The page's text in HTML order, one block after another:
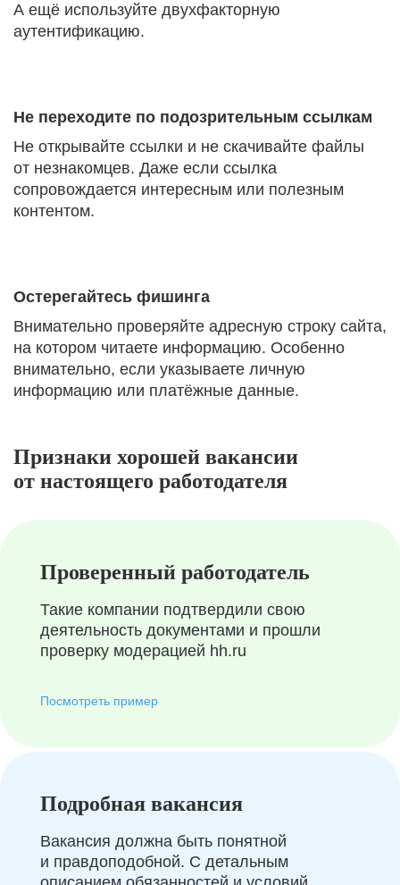
А ещё используйте двухфакторную
аутентификацию.
Не переходите по подозрительным ссылкам
Не открывайте ссылки и не скачивайте файлы
от незнакомцев. Даже если ссылка
сопровождается интересным или полезным
контентом.
Остерегайтесь фишинга
Внимательно проверяйте адресную строку сайта,
на котором читаете информацию. Особенно
внимательно, если указываете личную
информацию или платёжные данные.
Признаки хорошей вакансии
от настоящего работодателя
Проверенный работодатель
Такие компании подтвердили свою
деятельность документами и прошли
проверку модерацией hh.ru
Посмотреть пример
Подробная вакансия
Вакансия должна быть понятной
и правдоподобной. С детальным